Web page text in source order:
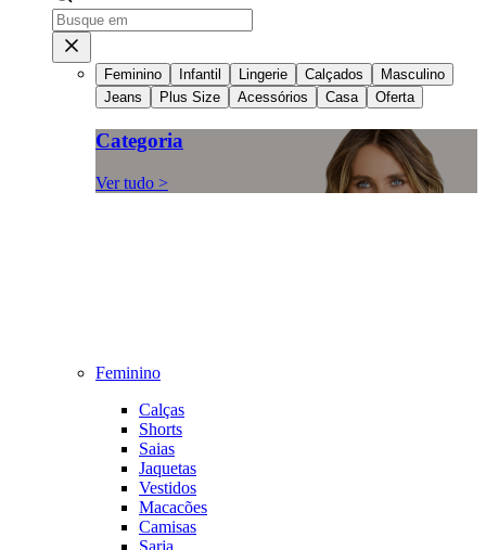
Feminino Infantil Lingerie Calçados
Masculino
Jeans
Plus Size Acessórios Casa Oferta
Categoria
Ver tudo >
Feminino
Calças
Shorts
Saias
Jaquetas
Vestidos
Macacões
Camisas
Sarja